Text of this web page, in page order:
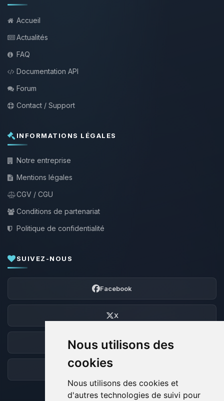
Nous utilisons des
cookies
Nous utilisons des cookies et
d'autres technologies de suivi pour
Accueil
Actualités
FAQ
Documentation API
Forum
Contact / Support
INFORMATIONS LÉGALES
Notre entreprise
Mentions légales
CGV / CGU
Conditions de partenariat
Politique de confidentialité
SUIVEZ-NOUS
Facebook
X
Discord
Forum